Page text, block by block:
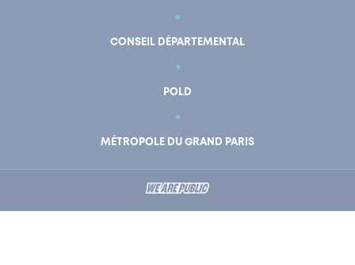
CONSEIL DÉPARTEMENTAL
POLD
MÉTROPOLE DU GRAND PARIS